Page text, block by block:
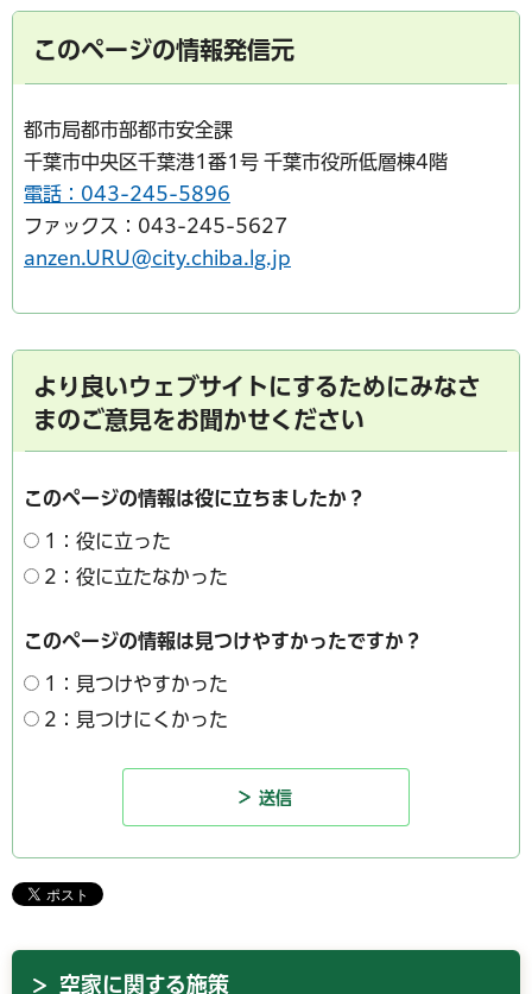
このページの情報発信元
都市局都市部都市安全課
千葉市中央区千葉港1番1号 千葉市役所低層棟4階
電話：043-245-5896
ファックス：043-245-5627
anzen.URU@city.chiba.lg.jp
より良いウェブサイトにするためにみなさ
まのご意見をお聞かせください
このページの情報は役に立ちましたか？
1：役に立った
2：役に立たなかった
このページの情報は見つけやすかったですか？
1：見つけやすかった
2：見つけにくかった
空家に関する施策